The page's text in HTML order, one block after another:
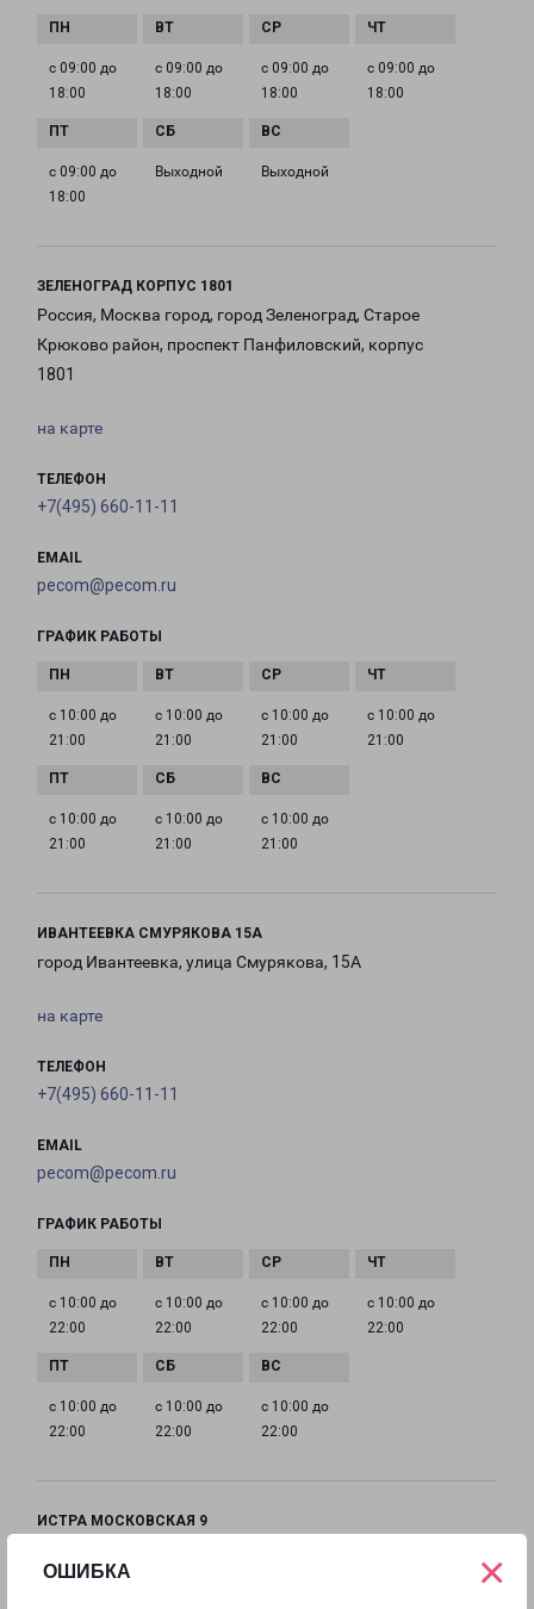
ОШИБКА ×
с 09:00 до
18:00
с 09:00 до
18:00
с 09:00 до
18:00
с 09:00 до
18:00
с 09:00 до
18:00
Выходной Выходной
ЗЕЛЕНОГРАД КОРПУС 1801
Россия, Москва город, город Зеленоград, Старое
Крюково район, проспект Панфиловский, корпус
1801
на карте
ТЕЛЕФОН
+7(495) 660-11-11
EMAIL
pecom@pecom.ru
ГРАФИК РАБОТЫ
с 10:00 до
21:00
с 10:00 до
21:00
с 10:00 до
21:00
с 10:00 до
21:00
с 10:00 до
21:00
с 10:00 до
21:00
с 10:00 до
21:00
ИВАНТЕЕВКА СМУРЯКОВА 15А
город Ивантеевка, улица Смурякова, 15А
на карте
ТЕЛЕФОН
+7(495) 660-11-11
EMAIL
pecom@pecom.ru
ГРАФИК РАБОТЫ
с 10:00 до
22:00
с 10:00 до
22:00
с 10:00 до
22:00
с 10:00 до
22:00
с 10:00 до
22:00
с 10:00 до
22:00
с 10:00 до
22:00
ИСТРА МОСКОВСКАЯ 9